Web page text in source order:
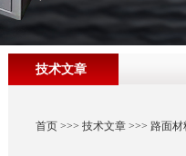
技术文章
首页>>> 技术文章>>> 路面材